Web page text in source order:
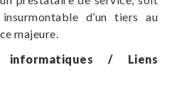
d’un tiers au
majeure.
informatiques / Liens